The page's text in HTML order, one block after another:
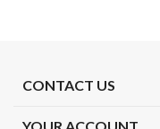
CONTACT US